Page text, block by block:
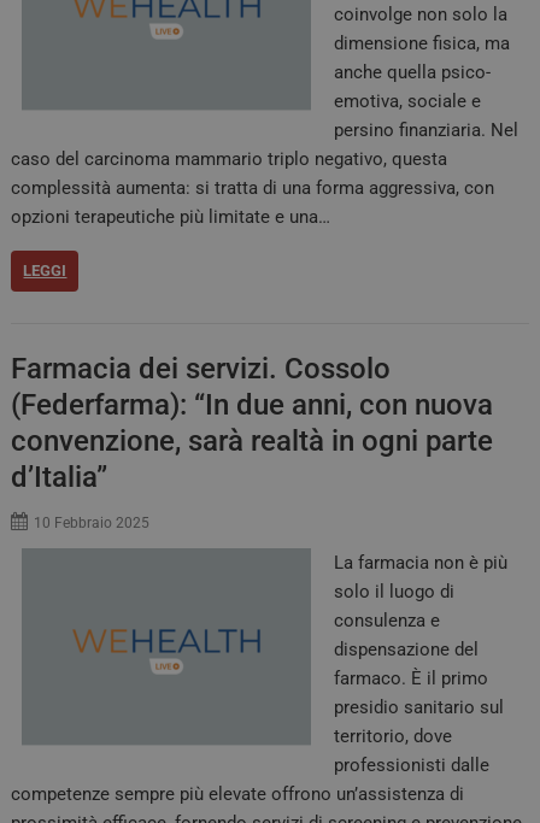
coinvolge non solo la
dimensione fisica, ma
anche quella psico-
emotiva, sociale e
persino finanziaria. Nel
caso del carcinoma mammario triplo negativo, questa
complessità aumenta: si tratta di una forma aggressiva, con
opzioni terapeutiche più limitate e una…
LEGGI
Farmacia dei servizi. Cossolo
(Federfarma): “In due anni, con nuova
convenzione, sarà realtà in ogni parte
d’Italia”
10 Febbraio 2025
La farmacia non è più
solo il luogo di
consulenza e
dispensazione del
farmaco. È il primo
presidio sanitario sul
territorio, dove
professionisti dalle
competenze sempre più elevate offrono un’assistenza di